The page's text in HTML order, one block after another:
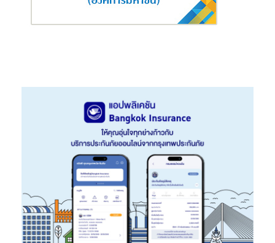
ประสงค์ที่จะรับวัคซีนผ่านทาง “หมอพร้อม” ตั้งแต่วันที่ 1 พฤษภาคม
มิติ 40 มาตรการ ตามที่ภาครัฐกำหนดอย่างเคร่งครัด จัดสรรพื้นที่ให้
มีระยะห่างอย่างเหมาะสม ลงทะเบียนคัดกรองเข้า-ออกเข้มงวด
มาตรการสร้างสังคมไร้สัมผัสโดยการสวมหน้ากากอนามัย การเฝ้า
ระวังติดตาม และจัดให้มีจุดบริการเจลล้างมือไว้บริการ ถือเป็นการ
สร้างความมั่นใจให้กับประชาชนที่มาใช้บริการในการฉีดวัคซีนทุกคน
และความร่วมมือของบิ๊กซี ซูเปอร์เซ็นเตอร์ ดังกล่าว ถือเป็นความร่วม
มือสนับสนุนการกระจายและฉีดวัคซีน (TEAM A: Distribution and
นอกจากบิ๊กซีแล้วนี้ยังมี
บริษัท เบอร์ลี่ ยุคเกอร์ จำกัด (มหาชน) หรือ บี
เจซี ที่ร่วมสู้ภายโควิดไปด้วยกัน รับหน้าที่เป็นทีมจัดหาวัคซีนเพิ่มเติม